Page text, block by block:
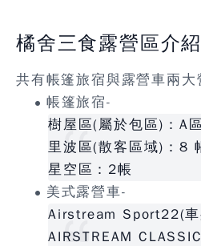
橘舍三食露營區介紹
共有帳篷旅宿與露營車兩大
帳篷旅宿-
樹屋區(屬於包區)：A
里波區(散客區域)：8
星空區：2帳
美式露營車-
Airstream Sport22(
AIRSTREAM